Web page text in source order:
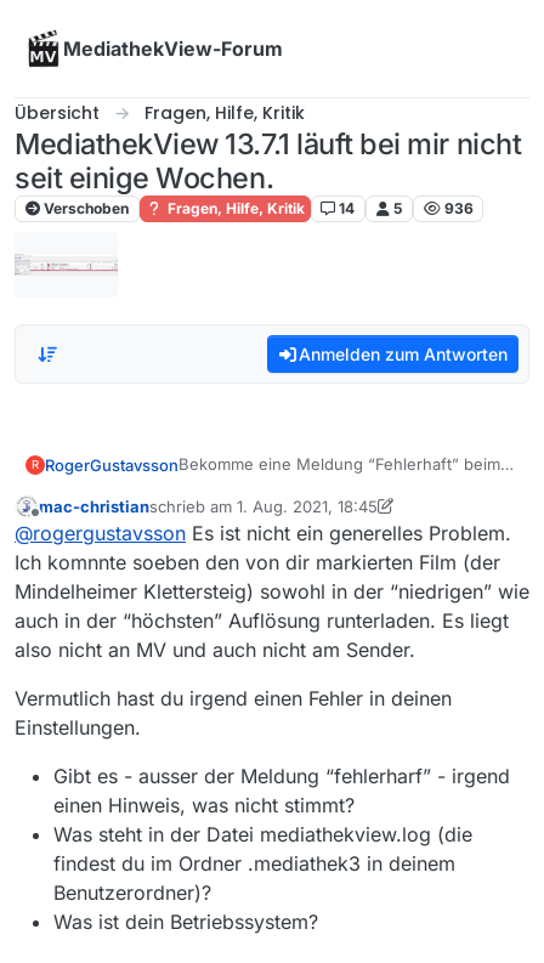
MediathekView-Forum
Übersicht Fragen, Hilfe, Kritik
MediathekView 13.7.1 läuft bei mir nicht
seit einige Wochen.
Verschoben Fragen, Hilfe, Kritik 14 5 936
Anmelden zum Antworten
R RogerGustavssonBekomme eine Meldung “Fehlerhaft” beim
ohne weiteres abspielen mit VLC.
Roger aus Schweden
mac-christianschrieb am 1. Aug. 2021, 18:45
zuletzt editiert von mac-christian
@rogergustavsson Es ist nicht ein generelles Problem.
Ich komnnte soeben den von dir markierten Film (der
Mindelheimer Klettersteig) sowohl in der “niedrigen” wie
auch in der “höchsten” Auflösung runterladen. Es liegt
also nicht an MV und auch nicht am Sender.
Vermutlich hast du irgend einen Fehler in deinen
Einstellungen.
Gibt es - ausser der Meldung “fehlerharf” - irgend
einen Hinweis, was nicht stimmt?
Was steht in der Datei mediathekview.log (die
findest du im Ordner .mediathek3 in deinem
Benutzerordner)?
Was ist dein Betriebssystem?